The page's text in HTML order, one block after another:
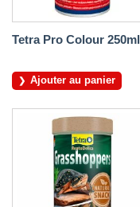
Tetra Pro Colour 250ml
Ajouter au panier